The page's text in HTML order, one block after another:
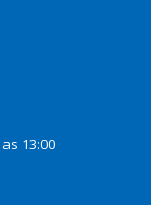
13:00